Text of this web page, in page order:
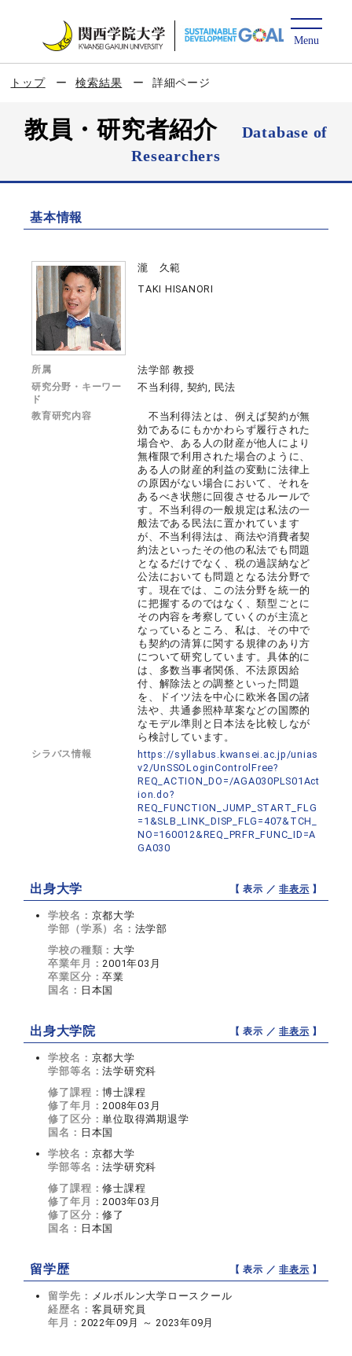
トップ 検索結果 詳細ページ
教員・研究者紹介
Database of
Researchers
基本情報
瀧 久範
TAKI HISANORI
所属 法学部 教授
研究分野・キーワー
ド
不当利得, 契約, 民法
教育研究内容
不当利得法とは、例えば契約が無
効であるにもかかわらず履行された
場合や、ある人の財産が他人により
無権限で利用された場合のように、
ある人の財産的利益の変動に法律上
の原因がない場合において、それを
あるべき状態に回復させるルールで
す。不当利得の一般規定は私法の一
般法である民法に置かれています
が、不当利得法は、商法や消費者契
約法といったその他の私法でも問題
となるだけでなく、税の過誤納など
公法においても問題となる法分野で
す。現在では、この法分野を統一的
に把握するのではなく、類型ごとに
その内容を考察していくのが主流と
なっているところ、私は、その中で
も契約の清算に関する規律のあり方
について研究しています。具体的に
は、多数当事者関係、不法原因給
付、解除法との調整といった問題
を、ドイツ法を中心に欧米各国の諸
法や、共通参照枠草案などの国際的
なモデル準則と日本法を比較しなが
ら検討しています。
シラバス情報
https://syllabus.kwansei.ac.jp/unias
v2/UnSSOLoginControlFree?
REQ_ACTION_DO=/AGA030PLS01Act
ion.do?
REQ_FUNCTION_JUMP_START_FLG
=1&SLB_LINK_DISP_FLG=407&TCH_
NO=160012&REQ_PRFR_FUNC_ID=A
GA030
出身大学 【 表示 ／非表示 】
学校名： 京都大学
学部（学系）名： 法学部
学校の種類： 大学
卒業年月：2001年03月
卒業区分：卒業
国名： 日本国
出身大学院 【 表示 ／非表示 】
学校名： 京都大学
学部等名：法学研究科
修了課程：博士課程
修了年月：2008年03月
修了区分：単位取得満期退学
国名： 日本国
学校名： 京都大学
学部等名：法学研究科
修了課程：修士課程
修了年月：2003年03月
修了区分：修了
国名： 日本国
留学歴 【 表示 ／非表示 】
留学先： メルボルン大学ロースクール
経歴名： 客員研究員
年月： 2022年09月 ～ 2023年09月